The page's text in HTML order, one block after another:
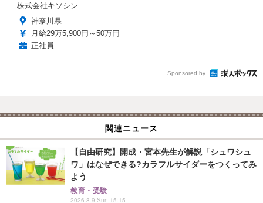
株式会社キソシン
神奈川県
月給29万5,900円～50万円
正社員
Sponsored by
関連ニュース
【自由研究】開成・宮本先生が解説「シュワシュ
ワ」はなぜできる?カラフルサイダーをつくってみ
よう
教育・受験
2026.8.9 Sun 15:15